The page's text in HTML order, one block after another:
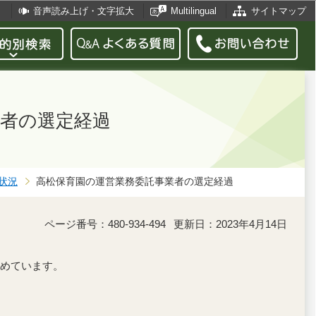
音声読み上げ・文字拡大 Multilingual サイトマップ
の選定経過
況 高松保育園の運営業務委託事業者の選定経過
ページ番号：480-934-494 更新日：2023年4月14日
ています。